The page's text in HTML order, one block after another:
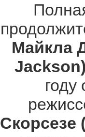
Майкла
Скорсезе